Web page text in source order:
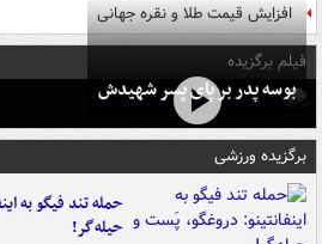
افزایش قیمت طلا و نقره جهانی
فیلم برگزیده
بوسه‌ پدر بر پای پسر شهیدش
برگزیده ورزشی
حمله تند فیگو به
حیله‌گر!